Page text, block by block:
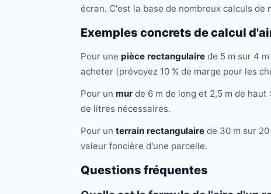
écran. C'est la base de nombreux calculs
Exemples concrets de calcul
Pour une pièce rectangulaire de 5 m sur 4
acheter (prévoyez 10 % de marge pour les
Pour un mur de 6 m de long et 2,5 m de
de litres nécessaires.
Pour un terrain rectangulaire de 30 m sur
valeur foncière d'une parcelle.
Questions fréquentes